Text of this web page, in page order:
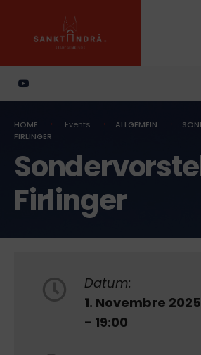
content
HOME Events ALLGEMEIN
FIRLINGER
Firlinger
Datum:
1. Novembre 2025
- 19:00